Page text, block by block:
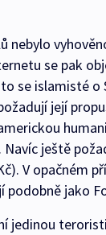
nebylo
se pak
se islamisté o
její
Navíc ještě
V opačném
podobně jako
jedinou